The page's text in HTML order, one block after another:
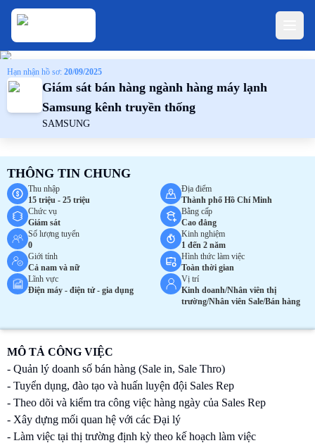
Hạn nhận hồ sơ: 20/09/2025
Giám sát bán hàng ngành hàng máy lạnh
Samsung kênh truyền thống
SAMSUNG
THÔNG TIN CHUNG
Thu nhập
15 triệu - 25 triệu
Địa điểm
Thành phố Hồ Chí Minh
Chức vụ
Giám sát
Bằng cấp
Cao đẳng
Số lượng tuyển
0
Kinh nghiệm
1 đến 2 năm
Giới tính
Cả nam và nữ
Hình thức làm việc
Toàn thời gian
Lĩnh vực
Điện máy - điện tử - gia dụng
Vị trí
Kinh doanh/Nhân viên thị
trường/Nhân viên Sale/Bán hàng
MÔ TẢ CÔNG VIỆC
- Quản lý doanh số bán hàng (Sale in, Sale Thro)
- Tuyển dụng, đào tạo và huấn luyện đội Sales Rep
- Theo dõi và kiểm tra công việc hàng ngày của Sales Rep
- Xây dựng mối quan hệ với các Đại lý
- Làm việc tại thị trường định kỳ theo kế hoạch làm việc